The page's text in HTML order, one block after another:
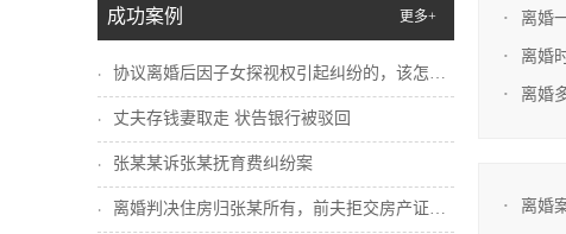
成功案例 更多+
协议离婚后因子女探视权引起纠纷的，该怎么...
丈夫存钱妻取走 状告银行被驳回
张某某诉张某抚育费纠纷案
离婚判决住房归张某所有，前夫拒交房产证怎...
离婚
离婚
离婚
离婚